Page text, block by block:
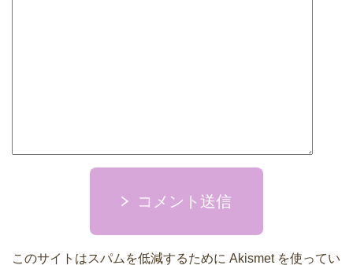
コメント送信
このサイトはスパムを低減するために Akismet を使ってい